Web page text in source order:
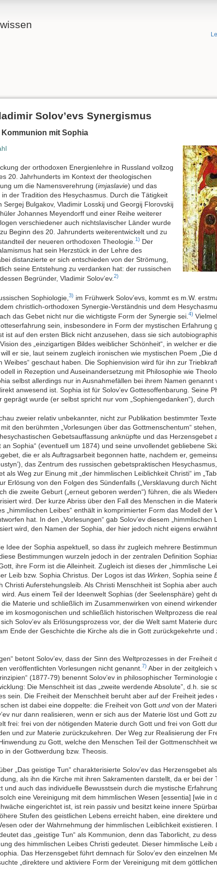
Solov’evs Synergismus
Kommunion mit Sophia
der orthodoxen Energienlehre in Russland vollzog
20. Jahrhunderts im Kontext der theologischen
um die Namensverehrung (imjaslavie) und das
der Tradition des Hesychasmus. Durch die Tätigkeit
Sergej Bulgakov, Vladimir Losskij und Georgij Florovskij
Johannes Meyendorff und einer Reihe weiterer
verschiedener auch nichtslavischer Länder wurde
Beginn des 20. Jahrunderts weiterentwickelt und zu
der neueren orthodoxen Theologie. 1) Der
hat sein Herzstück in der Lehre des
distanzierte er sich entschieden von der Strömung,
seine Entstehung zu verdanken hat: der russischen
Begründer, Vladimir Solov’ev. 2)
Sophiologie, 3) im Frühwerk Solov’evs, kommt es m.W.
christlich-orthodoxen Synergie-Verständnis und dem
das Gebet nicht nur die wichtigste Form der Synergie sei. 4)
sein, insbesondere in Form der mystischen Erfahrung
ist auf den ersten Blick nicht anzusehen, dass sie sich
des „einzigartigen Bildes weiblicher Schönheit“, in welcher er
er sie, laut seinem zugleich ironischen wie mystischen Poem „Die
Weibes“ geschaut haben. Die Sophienvision wird für ihn zur
in Rezeption und Auseinandersetzung mit Philosophie wie
selbst allerdings nur in Ausnahmefällen bei ihrem Namen
anwesend ist. Sophia ist für Solov’ev Gottesoffenbarung. Seine
geprägt wurde (er selbst spricht nur vom „Sophiengedanken“),
zweier relativ unbekannter, nicht zur Publikation bestimmter
den berühmten „Vorlesungen über das Gottmenschentum“
Gebetsauffassung anknüpfte und das
an Sophia“ (eventuell um 1874) und seine unvollendet gebliebene
die er als Auftragsarbeit begonnen hatte, nachdem er,
das Zentrum des russischen gebetspraktischen
als Weg zur Einung mit „der himmlischen Leiblichkeit Christi“ im
Erlösung von den Folgen des Sündenfalls („Versklavung durch
die zweite Geburt („erneut geboren werden“) führen, die als
wird. Der kurze Abriss über den Fall des Menschen in die
„himmlischen Leibes“ enthält in komprimierter Form das Modell der
hat. In den „Vorlesungen“ gab Solov’ev diesem
wird, den Namen der Sophia, der hier jedoch nicht eigens
Idee der Sophia aspektuell, so dass ihr zugleich mehrere
Bestimmungen wurzeln jedoch in der zentralen Definition
ihre Form ist die Alleinheit. Zugleich ist dieses der „himmlische
Leib bzw. Sophia Christus. Der Logos ist das Wirken , Sophia seine
Christi Auferstehungsleib. Als Christi Menschheit ist Sophia aber
Aus einem Teil der Ideenwelt Sophias (der Seelensphäre) geht
Materie und schließlich im Zusammenwirken von einend
im kosmogonischen und schließlich historischen Weltprozess die
Solov’ev als Erlösungsprozess vor, der die Welt samt Materie
Ende der Geschichte die Kirche als die in Gott zurückgekehrte und
betont Solov’ev, dass der Sinn des Weltprozesses in der
veröffentlichten Vorlesungen nicht genannt. 7) Aber in der zeitgleich
(1877-79) benennt Solov’ev in philosophischer Terminologie
Die Menschheit ist das „zweite werdende Absolute”, d.h. sie
sein. Die Freiheit der Menschheit beruht aber auf der Freiheit
ist dabei eine doppelte: die Freiheit von Gott und von der
nur dann realisieren, wenn er sich aus der Materie löst und Gott
frei: frei von der nötigenden Materie durch Gott und frei von Gott
und zur Materie zurückzukehren. Der Weg zur Realisierung der
zu Gott, welche den Menschen Teil der Gottmenschheit
in der Gottwerdung bzw. Theosis.
„Das geistige Tun“ charakterisierte Solov’ev das Herzensgebet
als ihn die Kirche mit ihren Sakramenten darstellt, da er bei der
und auch das individuelle Bewusstsein durch die mystische
eine Vereinigung mit dem himmlischen Wesen [essentia] [wie in
eingerichtet ist, ist rein passiv und besitzt keine innere
Stufen des geistlichen Lebens erreicht haben, eine direktere
oder der Wahrnehmung der himmlischen Leiblichkeit
das „geistige Tun“ als Kommunion, denn das Taborlicht, zu
des himmlischen Leibes Christi gedeutet. Dieser himmlische Leib
Das Herzensgebet führt demnach für Solov’ev den einzelnen
„direktere und aktiviere Form der Vereinigung mit dem